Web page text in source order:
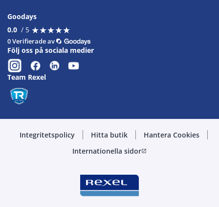
Goodays
0.0 / 5 ★★★★★
★★★★★
0 Verifierade av
Följ oss på sociala medier
Team Rexel
Integritetspolicy Hitta butik
Hantera Cookies
Internationella sidoropen_in_new